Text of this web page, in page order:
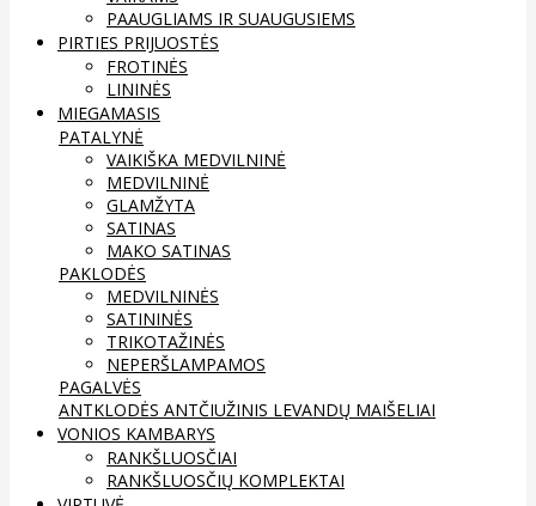
PAAUGLIAMS IR SUAUGUSIEMS
PIRTIES PRIJUOSTĖS
FROTINĖS
LININĖS
MIEGAMASIS
PATALYNĖ
VAIKIŠKA MEDVILNINĖ
MEDVILNINĖ
GLAMŽYTA
SATINAS
MAKO SATINAS
PAKLODĖS
MEDVILNINĖS
SATININĖS
TRIKOTAŽINĖS
NEPERŠLAMPAMOS
PAGALVĖS
ANTKLODĖS ANTČIUŽINIS LEVANDŲ MAIŠELIAI
VONIOS KAMBARYS
RANKŠLUOSČIAI
RANKŠLUOSČIŲ KOMPLEKTAI